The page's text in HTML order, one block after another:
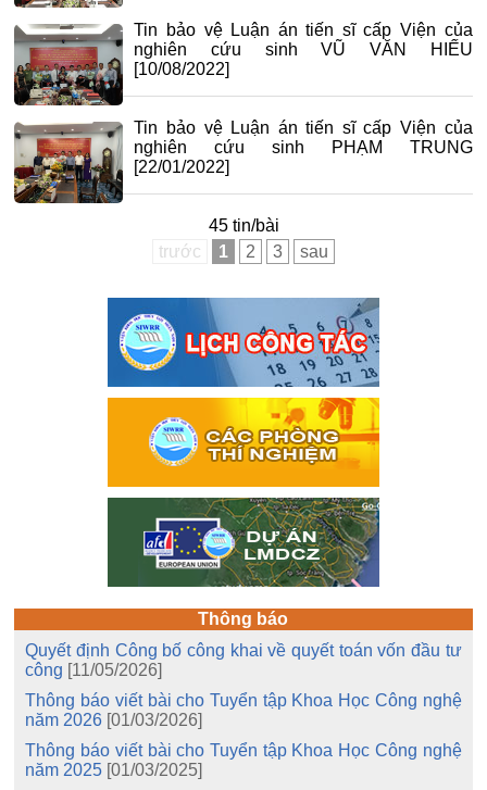
Tin bảo vệ Luận án tiến sĩ cấp Viện của
nghiên cứu sinh VŨ VĂN HIẾU
[10/08/2022]
Tin bảo vệ Luận án tiến sĩ cấp Viện của
nghiên cứu sinh PHẠM TRUNG
[22/01/2022]
45 tin/bài
trước
1 2 3 sau
Thông báo
Quyết định Công bố công khai về quyết toán vốn đầu tư
công [11/05/2026]
Thông báo viết bài cho Tuyển tập Khoa Học Công nghệ
năm 2026 [01/03/2026]
Thông báo viết bài cho Tuyển tập Khoa Học Công nghệ
năm 2025 [01/03/2025]